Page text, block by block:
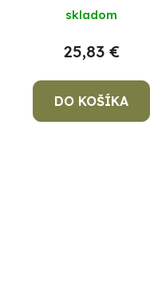
skladom
25,83 €
DO KOŠÍKA